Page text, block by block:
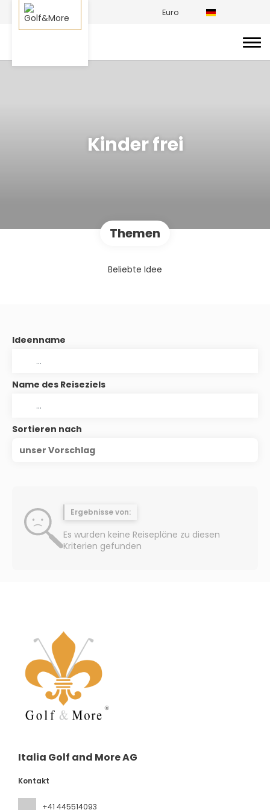
Euro
Kinder frei
Themen
Beliebte Idee
Ideenname
Name des Reiseziels
Sortieren nach
unser Vorschlag
Ergebnisse von:
Es wurden keine Reisepläne zu diesen
Kriterien gefunden
Italia Golf and More AG
Kontakt
+41 445514093